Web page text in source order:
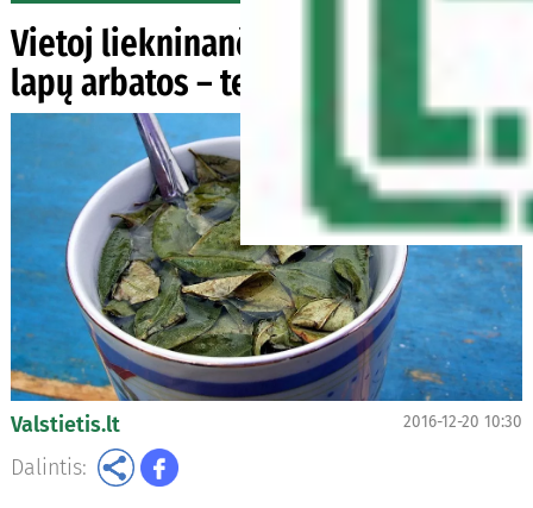
Vietoj liekninančios kokamedžio
lapų arbatos – teistumas
Valstietis.lt 2016-12-20 10:30
Dalintis: